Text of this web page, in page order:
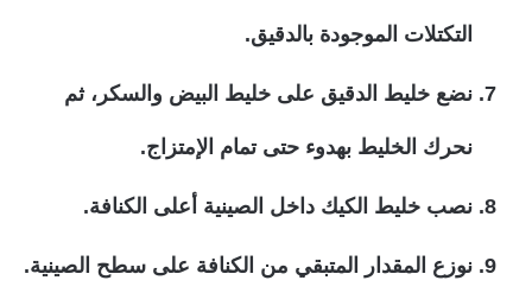
التكتلات الموجودة بالدقيق.
نضع خليط الدقيق على خليط البيض والسكر، ثم
نحرك الخليط بهدوء حتى تمام الإمتزاج.
نصب خليط الكيك داخل الصينية أعلى الكنافة.
نوزع المقدار المتبقي من الكنافة على سطح الصينية.